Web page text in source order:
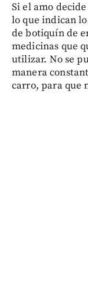
Si el amo
lo que indican
de botiquín de
medicinas que
utilizar. No se
manera
carro, para que